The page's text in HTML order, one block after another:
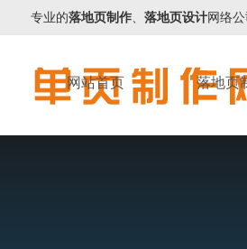
专业的落地页制作、 落地页设计网络
网站首页 落地页